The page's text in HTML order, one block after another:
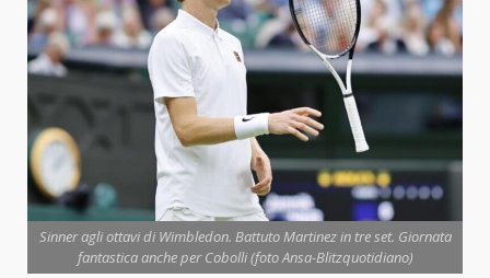
Sinner agli ottavi di Wimbledon. Battuto Martinez in tre set. Giornata
fantastica anche per Cobolli (foto Ansa-Blitzquotidiano)